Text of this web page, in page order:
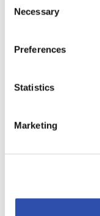
Selection
Necessary
Preferences
Statistics
Marketing
mahdollistavat
ratahankkeista
Ratatöistä
aina
+ pvm) sekä